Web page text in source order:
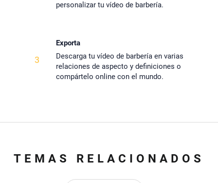
personalizar tu vídeo de barbería.
3
Exporta
Descarga tu vídeo de barbería en varias
relaciones de aspecto y definiciones o
compártelo online con el mundo.
TEMAS RELACIONADOS